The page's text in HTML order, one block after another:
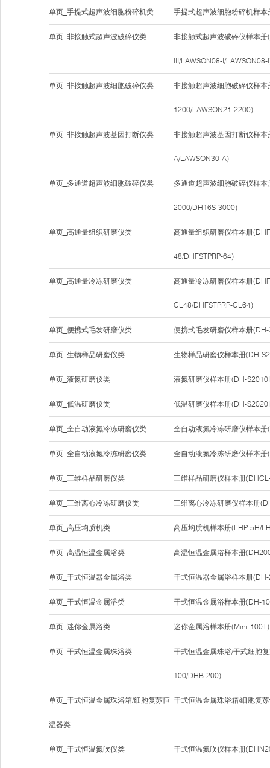
单页_手提式超声波细胞粉碎机类 手提式超声波细胞粉碎机样
单页_非接触式超声波破碎仪类 非接触式超声波破碎仪样本册
III/LAWSON08-I/LAWSON08-
单页_非接触超声波细胞破碎仪类 非接触超声波细胞破碎仪样本
1200/LAWSON21-2200)
单页_非接触超声波基因打断仪类 非接触超声波基因打断仪样本
A/LAWSON30-A)
单页_多通道超声波细胞破碎仪类 多通道超声波细胞破碎仪样
2000/DH16S-3000)
单页_高通量组织研磨仪类 高通量组织研磨仪样本册
48/DHFSTPRP-64)
单页_高通量冷冻研磨仪类 高通量冷冻研磨仪样本册
CL48/DHFSTPRP-CL64)
单页_便携式毛发研磨仪类 便携式毛发研磨仪样本册
单页_生物样品研磨仪类 生物样品研磨仪样本册(DH-
单页_液氮研磨仪类 液氮研磨仪样本册(DH-
单页_低温研磨仪类 低温研磨仪样本册(DH-
单页_全自动液氮冷冻研磨仪类 全自动液氮冷冻研磨仪样本册
单页_全自动液氮冷冻研磨仪类 全自动液氮冷冻研磨仪样本册
单页_三维样品研磨仪类 三维样品研磨仪样本册
单页_三维离心冷冻研磨仪类 三维离心冷冻研磨仪样本册
单页_高压均质机类 高压均质机样本册(LHP-5H/
单页_高温恒温金属浴类 高温恒温金属浴样本册
单页_干式恒温器金属浴类 干式恒温器金属浴样本册
单页_干式恒温金属浴类 干式恒温金属浴样本册(DH-
单页_迷你金属浴类 迷你金属浴样本册(Mini-100T)
单页_干式恒温金属珠浴类 干式恒温金属珠浴/干式细胞
100/DHB-200)
单页_干式恒温金属珠浴箱/细胞复苏恒
温器类
干式恒温金属珠浴箱/细胞复
单页_干式恒温氮吹仪类 干式恒温氮吹仪样本册